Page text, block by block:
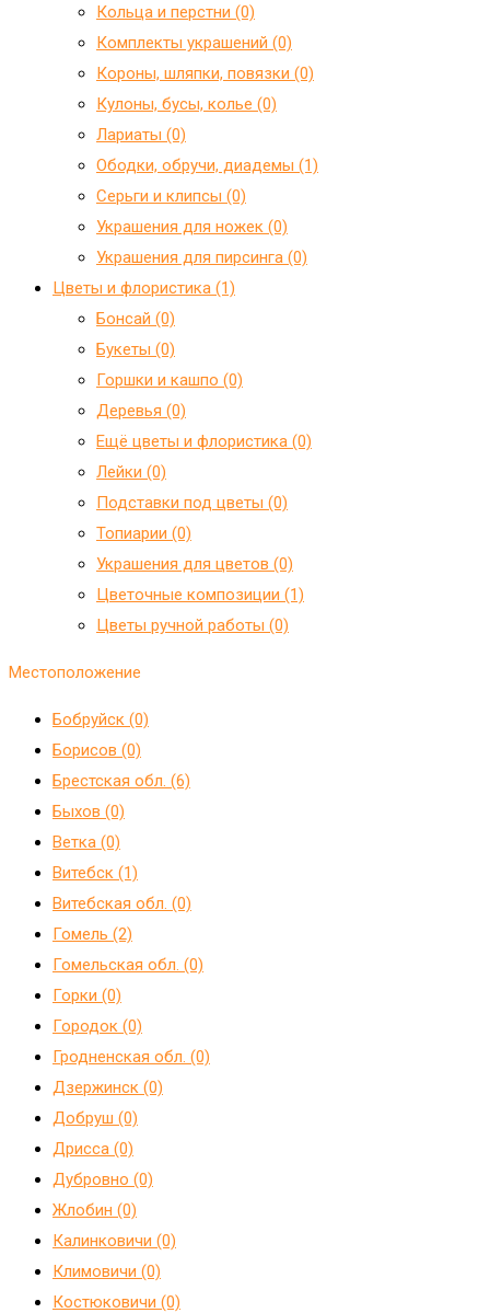
Кольца и перстни (0)
Комплекты украшений (0)
Короны, шляпки, повязки (0)
Кулоны, бусы, колье (0)
Лариаты (0)
Ободки, обручи, диадемы (1)
Серьги и клипсы (0)
Украшения для ножек (0)
Украшения для пирсинга (0)
Цветы и флористика (1)
Бонсай (0)
Букеты (0)
Горшки и кашпо (0)
Деревья (0)
Ещё цветы и флористика (0)
Лейки (0)
Подставки под цветы (0)
Топиарии (0)
Украшения для цветов (0)
Цветочные композиции (1)
Цветы ручной работы (0)
Местоположение
Бобруйск (0)
Борисов (0)
Брестская обл. (6)
Быхов (0)
Ветка (0)
Витебск (1)
Витебская обл. (0)
Гомель (2)
Гомельская обл. (0)
Горки (0)
Городок (0)
Гродненская обл. (0)
Дзержинск (0)
Добруш (0)
Дрисса (0)
Дубровно (0)
Жлобин (0)
Калинковичи (0)
Климовичи (0)
Костюковичи (0)